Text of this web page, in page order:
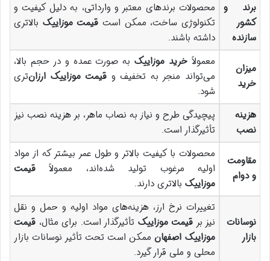
برند و
کشور
سازنده
محصولات برندهای معتبر و وارداتی، به دلیل کیفیت و
تکنولوژی ساخت، ممکن است قیمت موزاییک بالاتری
داشته باشند.
میزان
خرید
معمولاً خرید موزاییکبه صورت عمده و در حجم بالا،
می‌تواند منجر به تخفیف و قیمت موزاییک ارزان‌تری
شود.
هزینه
نصب
پیچیدگی طرح و نیاز به نصاب ماهر، بر هزینه نصب نیز
تأثیرگذار است.
مقاومت
و دوام
محصولات با کیفیت بالاتر و طول عمر بیشتر که از مواد
اولیه مرغوب تولید شده‌اند، معمولاً قیمت
موزاییک بالاتری دارند.
نوسانات
بازار
تغییرات نرخ ارز، هزینه‌های مواد اولیه و حمل و نقل
نیز بر قیمت موزاییک تأثیرگذار است. برای مثال، قیمت
موزاییک اصفهانممکن است تحت تأثیر نوسانات بازار
محلی و ملی قرار گیرد.